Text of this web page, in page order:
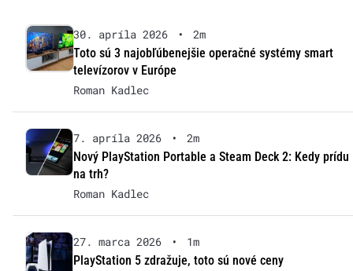
30. apríla 2026 •
2m
Toto sú 3 najobľúbenejšie operačné systémy smart
televízorov v Európe
Roman Kadlec
7. apríla 2026 •
2m
Nový PlayStation Portable a Steam Deck 2: Kedy prídu
na trh?
Roman Kadlec
27. marca 2026 •
1m
PlayStation 5 zdražuje, toto sú nové ceny